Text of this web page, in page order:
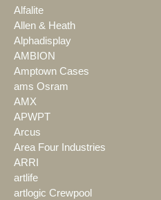
Alfalite
Allen & Heath
Alphadisplay
AMBION
Amptown Cases
ams Osram
AMX
APWPT
Arcus
Area Four Industries
ARRI
artlife
artlogic Crewpool